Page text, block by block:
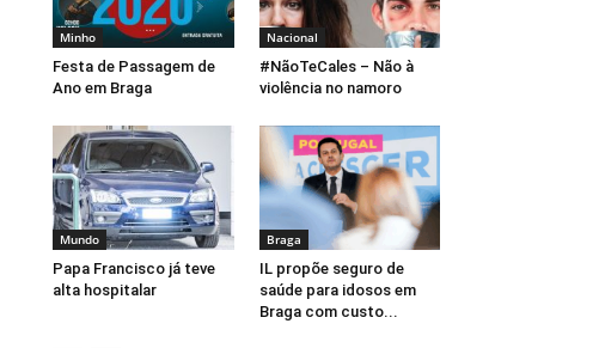
Minho
Festa de Passagem de
Ano em Braga
Nacional
#NãoTeCales – Não à
violência no namoro
Mundo
Papa Francisco já teve
alta hospitalar
Braga
IL propõe seguro de
saúde para idosos em
Braga com custo...